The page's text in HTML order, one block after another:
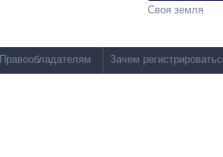
Своя земля
Правообладателям Зачем